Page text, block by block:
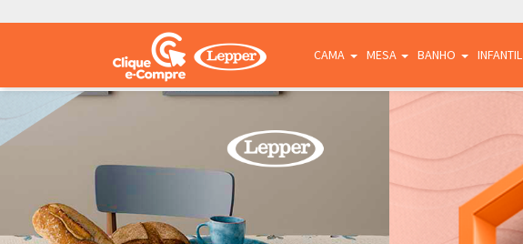
CAMA MESA BANHO INFANTIL